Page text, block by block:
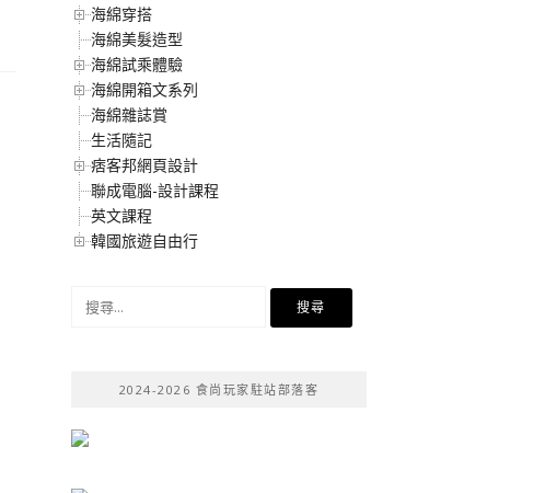
海綿穿搭
海綿美髮造型
海綿試乘體驗
海綿開箱文系列
海綿雜誌賞
生活隨記
痞客邦網頁設計
聯成電腦-設計課程
英文課程
韓國旅遊自由行
2024-2026 食尚玩家駐站部落客